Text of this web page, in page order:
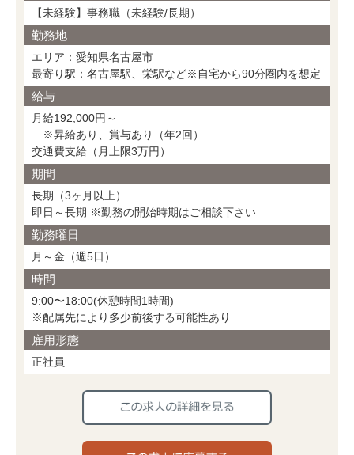
【未経験】事務職（未経験/長期）
勤務地
エリア：愛知県名古屋市
最寄り駅：名古屋駅、栄駅など※自宅から90分圏内を想定
給与
月給192,000円～
※昇給あり、賞与あり（年2回）
交通費支給（月上限3万円）
期間
長期（3ヶ月以上）
即日～長期 ※勤務の開始時期はご相談下さい
勤務曜日
月～金（週5日）
時間
9:00〜18:00(休憩時間1時間)
※配属先により多少前後する可能性あり
雇用形態
正社員